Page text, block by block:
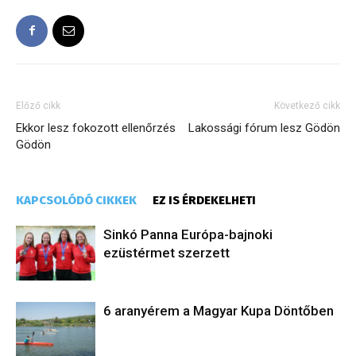
Előző cikk
Ekkor lesz fokozott ellenőrzés
Gödön
Következő cikk
Lakossági fórum lesz Gödön
KAPCSOLÓDÓ CIKKEK EZ IS ÉRDEKELHETI
Sinkó Panna Európa-bajnoki
ezüstérmet szerzett
6 aranyérem a Magyar Kupa Döntőben